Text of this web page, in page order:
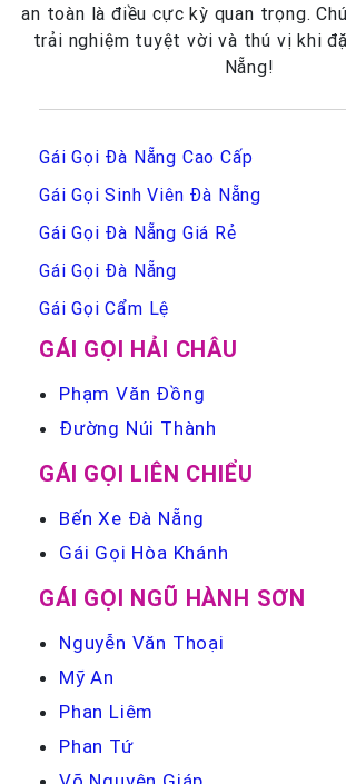
an toàn là điều cực kỳ quan trọng.
trải nghiệm tuyệt vời và thú vị khi
Nẵng!
Gái Gọi Đà Nẵng Cao Cấp
Gái Gọi Sinh Viên Đà Nẵng
Gái Gọi Đà Nẵng Giá Rẻ
Gái Gọi Đà Nẵng
Gái Gọi Cẩm Lệ
GÁI GỌI HẢI CHÂU
Phạm Văn Đồng
Đường Núi Thành
GÁI GỌI LIÊN CHIỂU
Bến Xe Đà Nẵng
Gái Gọi Hòa Khánh
GÁI GỌI NGŨ HÀNH SƠN
Nguyễn Văn Thoại
Mỹ An
Phan Liêm
Phan Tứ